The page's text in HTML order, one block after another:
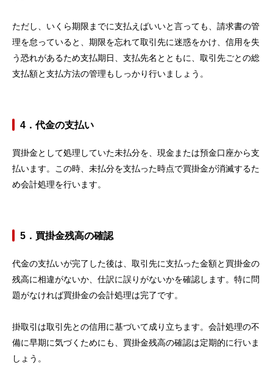
ただし、いくら期限までに支払えばいいと言っても、請求書の管
理を怠っていると、期限を忘れて取引先に迷惑をかけ、信用を失
う恐れがあるため支払期日、支払先名とともに、取引先ごとの総
支払額と支払方法の管理もしっかり行いましょう。
4．代金の支払い
買掛金として処理していた未払分を、現金または預金口座から支
払います。この時、未払分を支払った時点で買掛金が消滅するた
め会計処理を行います。
5．買掛金残高の確認
代金の支払いが完了した後は、取引先に支払った金額と買掛金の
残高に相違がないか、仕訳に誤りがないかを確認します。特に問
題がなければ買掛金の会計処理は完了です。
掛取引は取引先との信用に基づいて成り立ちます。会計処理の不
備に早期に気づくためにも、買掛金残高の確認は定期的に行いま
しょう。